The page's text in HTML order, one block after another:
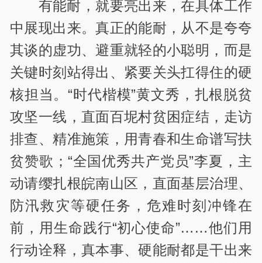
有能耐，就要亮出来，在具体工作
中展现出来。真正的能耐，从不是夸夸
其谈的虚功、避重就轻的小聪明，而是
关键时刻站得出、紧要关头扛得住的硬
核担当。“时代楷模”黄文秀，扎根脱贫
攻坚一线，直面百坭村贫困症结，走访
排查、精准施策，用青春和生命谱写扶
贫赞歌；“全国优秀共产党员”李夏，主
动请缨扎根皖南山区，直面基层治理、
防汛救灾等硬任务，危难时刻冲锋在
前，用生命践行“初心使命”……他们用
行动诠释，真本事、硬能耐都是干出来